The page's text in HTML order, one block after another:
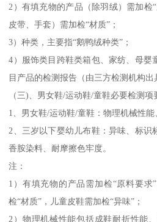
2）有填充物的产品（除羽绒）需加检
皮带、手套）需加检“材质”；
3）种类，主要指“鹅鸭绒种类”；
4）服饰类目跨鞋类箱包、家纺、母婴
目产品的检测报告（由三方检测机构出
（三)、男女鞋/运动鞋/童鞋必要检测项
1、男女鞋/运动鞋/童鞋：物理机械性能
2、三岁以下婴幼儿布鞋：异味、标识
香胺染料、耐摩擦色牢度。
注：
1）有填充物的产品需加检“原料要求
检“材质”，儿童皮鞋需加检“异味”；
2）物理机械性能包括成鞋耐折性能